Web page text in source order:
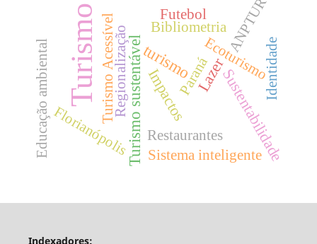
Turismo Turismo sustentávelturismo
ImpactosLazerSustentabilidade
Ecoturismo
Florianópolis
Regionalização
Turismo Acessível
Restaurantes
Paraná
Bibliometria
Identidade
Futebol ANPTUR
Educação ambiental Sistema inteligente
Indexadores: